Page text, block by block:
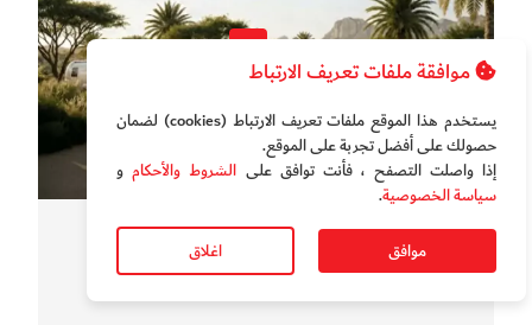
تقارير الخور
بالفيديو.. نزهة بالكرفان في دبي
موافقة ملفات تعريف الارتباط
يستخدم هذا الموقع ملفات تعريف الارتباط (cookies) لضمان
حصولك على أفضل تجربة على الموقع‏.
إذا واصلت التصفح ، فأنت توافق على الشروط والأحكامو
سياسة الخصوصية.
موافق اغلاق